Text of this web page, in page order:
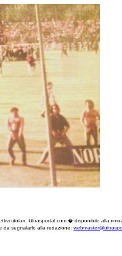
titolari. Ultrasportal.com � disponibile alla
da segnalarlo alla redazione: